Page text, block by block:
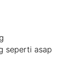
seperti asap